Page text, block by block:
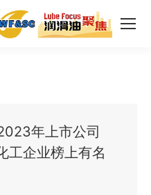
年上市公司
工企业榜上有名